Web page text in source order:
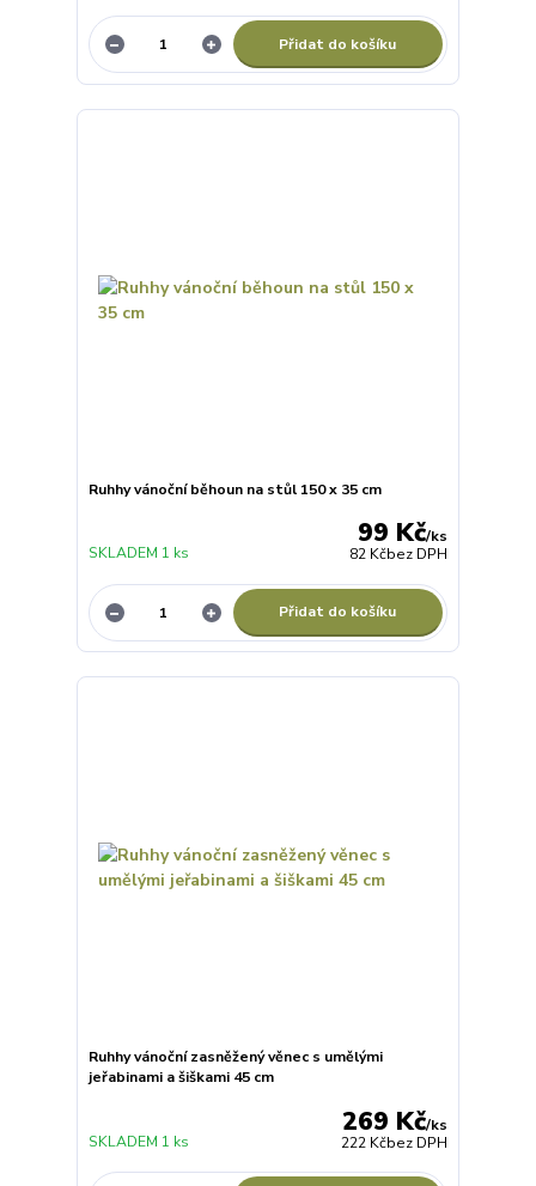
Přidat do košíku
Ruhhy vánoční běhoun na stůl 150 x 35 cm
99 Kč/ks
82 Kčbez DPH
SKLADEM 1 ks
Přidat do košíku
Ruhhy vánoční zasněžený věnec s umělými
jeřabinami a šiškami 45 cm
269 Kč/ks
222 Kčbez DPH
SKLADEM 1 ks